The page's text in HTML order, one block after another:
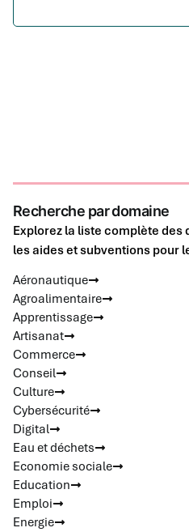
Recherche par domaine
Explorez la liste complète
les aides et subventions pour
Aéronautique
Agroalimentaire
Apprentissage
Artisanat
Commerce
Conseil
Culture
Cybersécurité
Digital
Eau et déchets
Economie sociale
Education
Emploi
Energie